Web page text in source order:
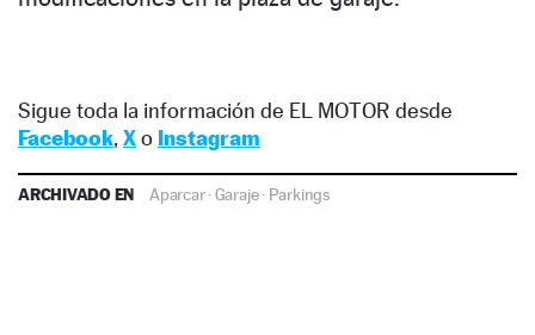
Sigue toda la información de EL MOTOR desde
Facebook, Xo Instagram
ARCHIVADO EN Aparcar·Garaje· Parkings